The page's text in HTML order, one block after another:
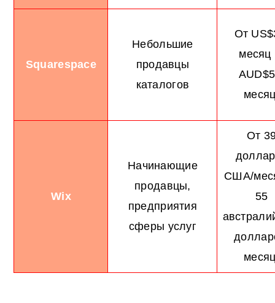
Squarespace
Небольшие
продавцы
каталогов
От
месяц
Wix
Начинающие
продавцы,
предприятия
сферы услуг
От
США/
55